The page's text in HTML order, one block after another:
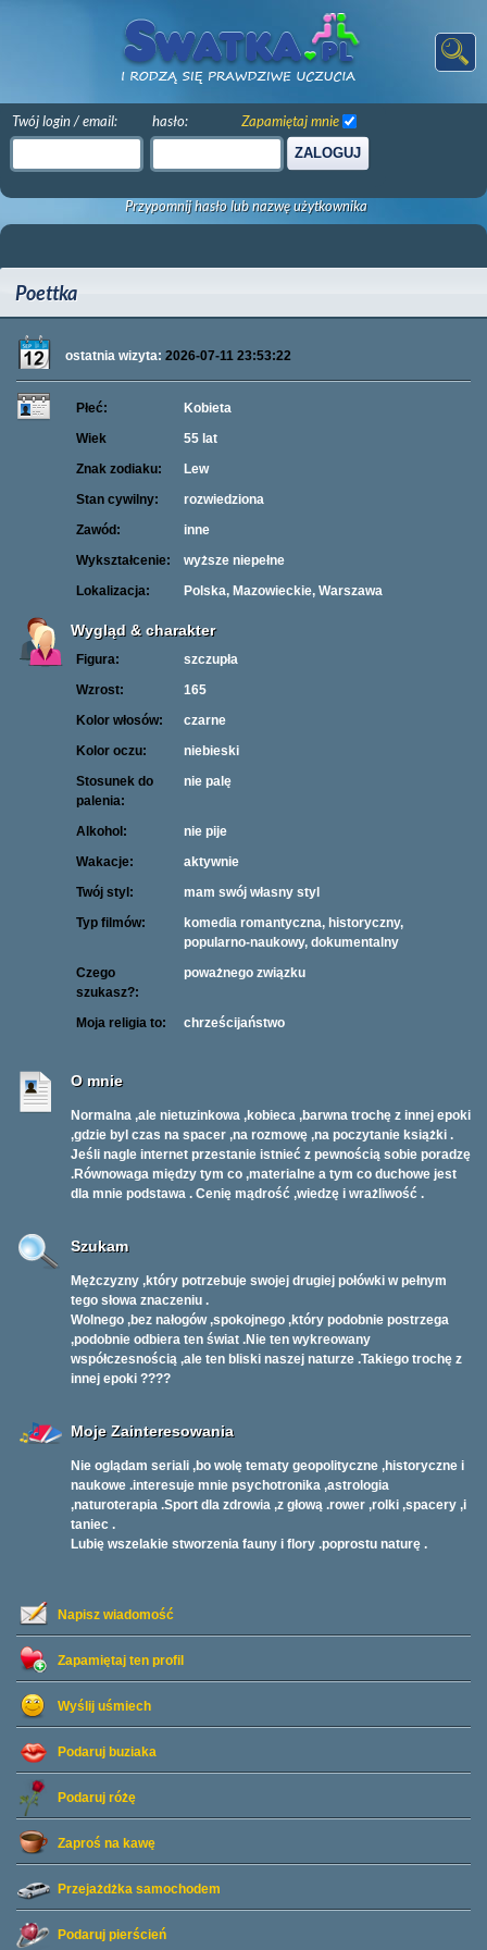
Twój login / email: hasło:
ZALOGUJ
Zapamiętaj mnie
Przypomnij hasło lub nazwę użytkownika
Poettka
ostatnia wizyta: 2026-07-11 23:53:22
Napisz wiadomość
Zapamiętaj ten profil
Wyślij uśmiech
Podaruj buziaka
Podaruj różę
Zaproś na kawę
Przejażdżka samochodem
Podaruj pierścień
Płeć:
Kobieta
Wiek
55 lat
Znak zodiaku:
Lew
Stan cywilny:
rozwiedziona
Zawód:
inne
Wykształcenie:
wyższe niepełne
Lokalizacja:
Polska, Mazowieckie, Warszawa
Wygląd & charakter
Figura:
szczupła
Wzrost:
165
Kolor włosów:
czarne
Kolor oczu:
niebieski
Stosunek do
palenia:
nie palę
Alkohol:
nie pije
Wakacje:
aktywnie
Twój styl:
mam swój własny styl
Typ filmów:
komedia romantyczna, historyczny,
popularno-naukowy, dokumentalny
Czego
szukasz?:
poważnego związku
Moja religia to: chrześcijaństwo
O mnie
Normalna ,ale nietuzinkowa ,kobieca ,barwna trochę z innej epoki
,gdzie byl czas na spacer ,na rozmowę ,na poczytanie książki .
Jeśli nagle internet przestanie istnieć z pewnością sobie poradzę
.Równowaga między tym co ,materialne a tym co duchowe jest
dla mnie podstawa . Cenię mądrość ,wiedzę i wrażliwość .
Szukam
Mężczyzny ,który potrzebuje swojej drugiej połówki w pełnym
tego słowa znaczeniu .
Wolnego ,bez nałogów ,spokojnego ,który podobnie postrzega
,podobnie odbiera ten świat .Nie ten wykreowany
współczesnością ,ale ten bliski naszej naturze .Takiego trochę z
innej epoki ????
Moje Zainteresowania
Nie oglądam seriali ,bo wolę tematy geopolityczne ,historyczne i
naukowe .interesuje mnie psychotronika ,astrologia
,naturoterapia .Sport dla zdrowia ,z głową .rower ,rolki ,spacery ,i
taniec .
Lubię wszelakie stworzenia fauny i flory .poprostu naturę .